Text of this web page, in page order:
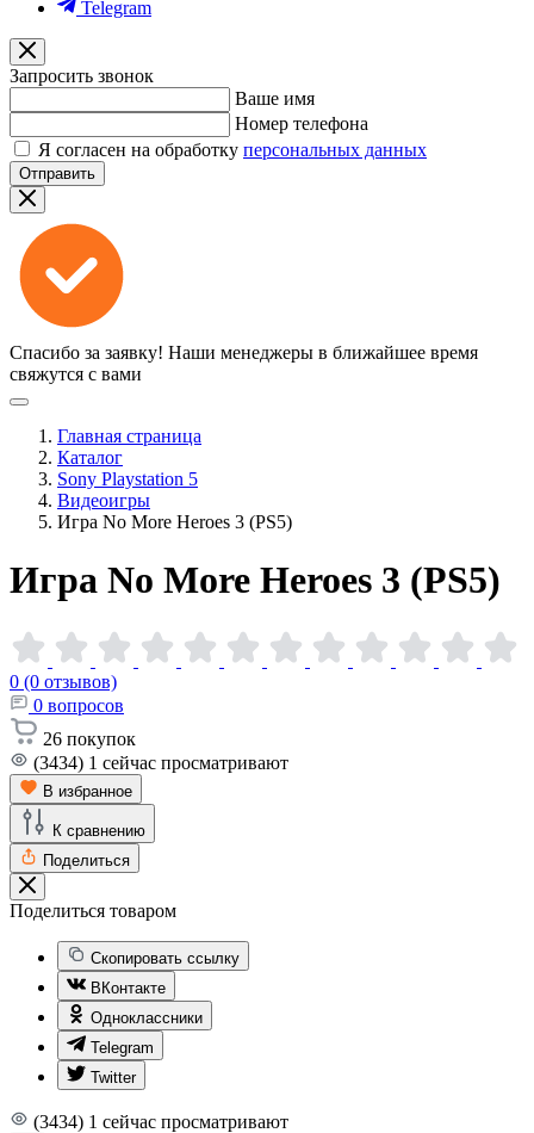
Telegram
Запросить звонок
Ваше имя
Номер телефона
Я согласен на обработку персональных данных
Отправить
Спасибо за заявку! Наши менеджеры в ближайшее время
свяжутся с вами
Главная страница
Каталог
Sony Playstation 5
Видеоигры
Игра No More Heroes 3 (PS5)
Игра No More Heroes 3 (PS5)
0 (0 отзывов)
0 вопросов
26 покупок
(3434) 1 сейчас просматривают
В избранное
К сравнению
Поделиться
Поделиться товаром
Скопировать ссылку
ВКонтакте
Одноклассники
Telegram
Twitter
(3434) 1 сейчас просматривают